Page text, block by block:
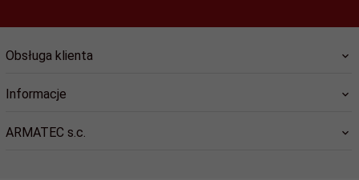
Obsługa klienta
Informacje
ARMATEC s.c.